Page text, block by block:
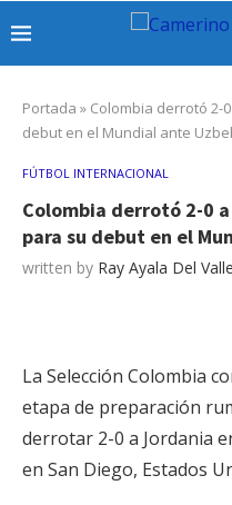
Portada » Colombia derrotó 2-
debut en el Mundial ante
FÚTBOL INTERNACIONAL
Colombia derrotó 2-0
para su debut en el
written by Ray Ayala Del Valle
La Selección Colombia
etapa de preparación
derrotar 2-0 a Jordania
en San Diego, Estados